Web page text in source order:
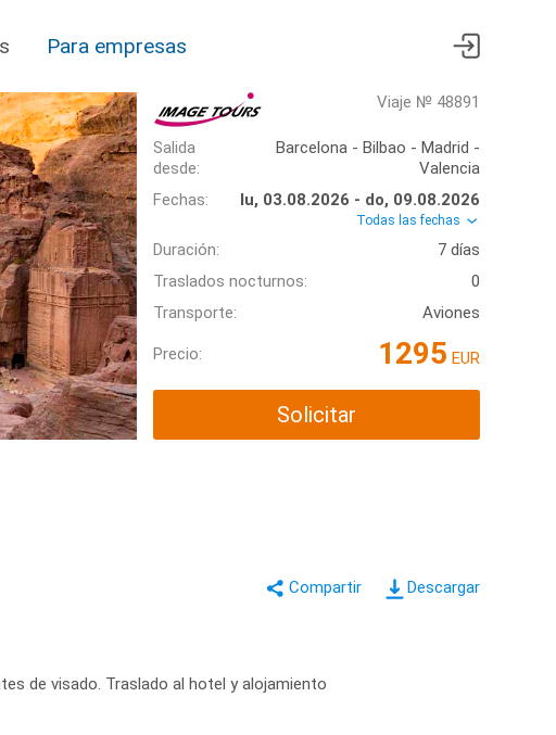
Para empresas
Viaje № 48891
Salida
desde:
Barcelona - Bilbao - Madrid -
Valencia
Fechas:
lu, 03.08.2026 - do, 09.08.2026
Todas las fechas
Duración:
7 días
Traslados nocturnos:
0
Transporte:
Aviones
Precio: 1295 EUR
Solicitar
Descargar
de visado. Traslado al hotel y alojamiento